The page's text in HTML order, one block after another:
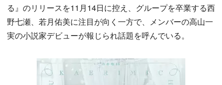
る』のリリースを11月14日に控え、グループを卒業する西
野七瀬、若月佑美に注目が向く一方で、メンバーの高山一
実の小説家デビューが報じられ話題を呼んでいる。